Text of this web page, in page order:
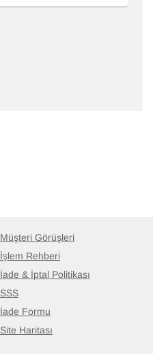
Müşteri Görüşleri
İşlem Rehberi
İade & İptal Politikası
SSS
İade Formu
Site Haritası